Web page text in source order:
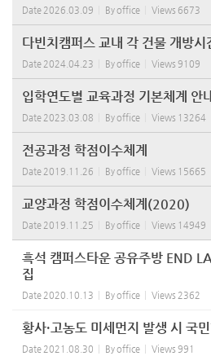
Date 2026.03.09 Byoffice Views 6673
다빈치캠퍼스 교내 각 건물 개방시
Date 2024.04.23 Byoffice Views 9109
입학연도별 교육과정 기본체계 안
Date 2023.03.08 Byoffice Views 13264
전공과정 학점이수체계
Date 2019.11.26 Byoffice Views 15665
교양과정 학점이수체계(2020)
Date 2019.11.25 Byoffice Views 14949
흑석 캠퍼스타운 공유주방 END
집
Date 2020.10.13 Byoffice Views 2362
황사·고농도 미세먼지 발생 시 국
Date 2021.08.30 Byoffice Views 991